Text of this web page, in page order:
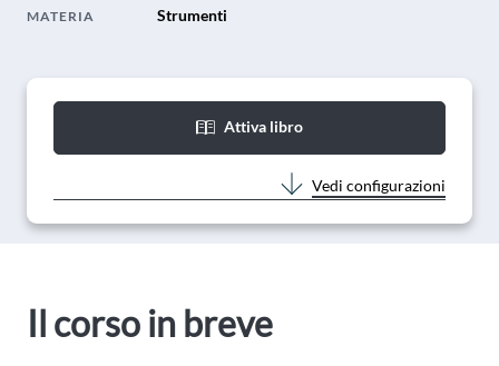
MATERIA Strumenti
Attiva libro
Vedi configurazioni
Il corso in breve